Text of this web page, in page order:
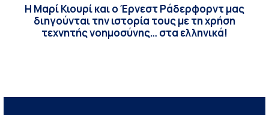
Η Μαρί Κιουρί και ο Έρνεστ Ράδερφορντ μας
διηγούνται την ιστορία τους με τη χρήση
τεχνητής νοημοσύνης… στα ελληνικά!